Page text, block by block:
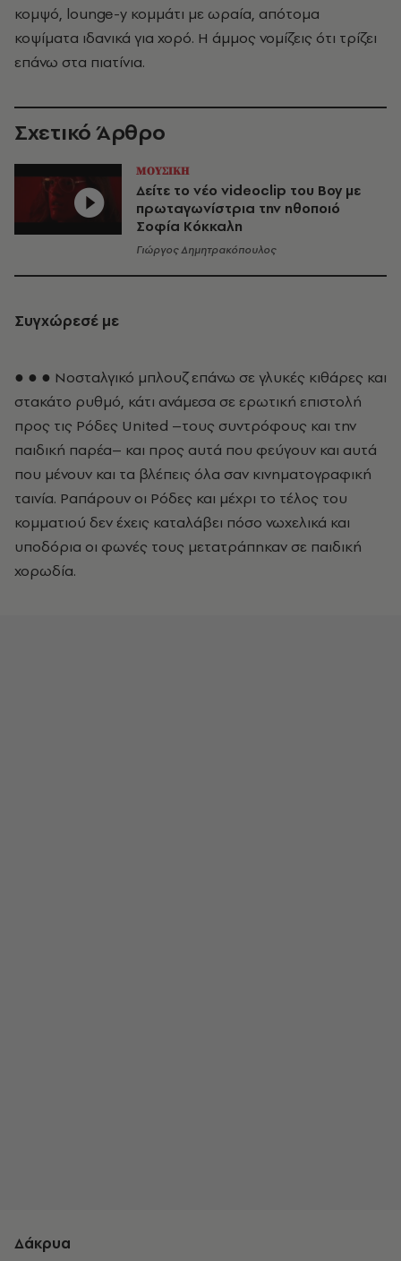
κομψό, lounge-y κομμάτι με ωραία, απότομα
κοψίματα ιδανικά για χορό. Η άμμος νομίζεις ότι τρίζει
επάνω στα πιατίνια.
Σχετικό Άρθρο
ΜΟΥΣΙΚΗ
Δείτε το νέο videoclip του Βoy με
πρωταγωνίστρια την ηθοποιό
Σοφία Κόκκαλη
Γιώργος Δημητρακόπουλος
Συγχώρεσέ με
● ● ● Νοσταλγικό μπλουζ επάνω σε γλυκές κιθάρες και
στακάτο ρυθμό, κάτι ανάμεσα σε ερωτική επιστολή
προς τις Ρόδες United –τους συντρόφους και την
παιδική παρέα– και προς αυτά που φεύγουν και αυτά
που μένουν και τα βλέπεις όλα σαν κινηματογραφική
ταινία. Ραπάρουν οι Ρόδες και μέχρι το τέλος του
κομματιού δεν έχεις καταλάβει πόσο νωχελικά και
υποδόρια οι φωνές τους μετατράπηκαν σε παιδική
χορωδία.
Δάκρυα